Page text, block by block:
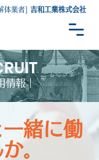
体業者] 吉和工業株式会社
情報｜
緒に働
｡